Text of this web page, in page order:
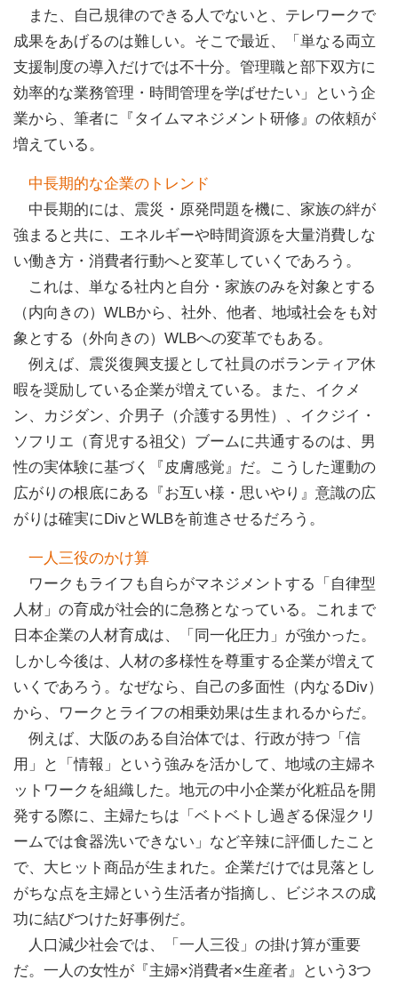
また、自己規律のできる人でないと、テレワークで
成果をあげるのは難しい。そこで最近、「単なる両立
支援制度の導入だけでは不十分。管理職と部下双方に
効率的な業務管理・時間管理を学ばせたい」という企
業から、筆者に『タイムマネジメント研修』の依頼が
増えている。
中長期的な企業のトレンド
中長期的には、震災・原発問題を機に、家族の絆が
強まると共に、エネルギーや時間資源を大量消費しな
い働き方・消費者行動へと変革していくであろう。
これは、単なる社内と自分・家族のみを対象とする
（内向きの）WLBから、社外、他者、地域社会をも対
象とする（外向きの）WLBへの変革でもある。
例えば、震災復興支援として社員のボランティア休
暇を奨励している企業が増えている。また、イクメ
ン、カジダン、介男子（介護する男性）、イクジイ・
ソフリエ（育児する祖父）ブームに共通するのは、男
性の実体験に基づく『皮膚感覚』だ。こうした運動の
広がりの根底にある『お互い様・思いやり』意識の広
がりは確実にDivとWLBを前進させるだろう。
一人三役のかけ算
ワークもライフも自らがマネジメントする「自律型
人材」の育成が社会的に急務となっている。これまで
日本企業の人材育成は、「同一化圧力」が強かった。
しかし今後は、人材の多様性を尊重する企業が増えて
いくであろう。なぜなら、自己の多面性（内なるDiv）
から、ワークとライフの相乗効果は生まれるからだ。
例えば、大阪のある自治体では、行政が持つ「信
用」と「情報」という強みを活かして、地域の主婦ネ
ットワークを組織した。地元の中小企業が化粧品を開
発する際に、主婦たちは「ベトベトし過ぎる保湿クリ
ームでは食器洗いできない」など辛辣に評価したこと
で、大ヒット商品が生まれた。企業だけでは見落とし
がちな点を主婦という生活者が指摘し、ビジネスの成
功に結びつけた好事例だ。
人口減少社会では、「一人三役」の掛け算が重要
だ。一人の女性が『主婦×消費者×生産者』という3つ